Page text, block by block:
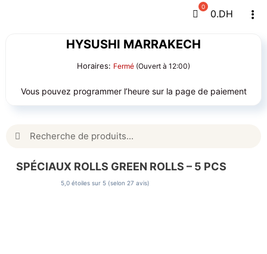
0.DH
HYSUSHI MARRAKECH
Horaires: Fermé (Ouvert à 12:00)
Vous pouvez programmer l’heure sur la page de paiement
Rechercher:
SPÉCIAUX ROLLS GREEN ROLLS – 5 PCS
5,0 étoiles sur 5 (selon 27 avis)